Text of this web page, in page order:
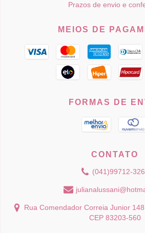
Prazos de envio e
MEIOS DE
FORMAS DE
CONTATO
(041)99712-
Rua Comendador Correia Junior
CEP 83203-560